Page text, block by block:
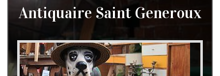
Antiquaire Saint Generoux